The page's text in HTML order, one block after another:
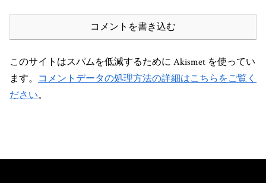
コメントを書き込む
このサイトはスパムを低減するために Akismet を使ってい
ます。 コメントデータの処理方法の詳細はこちらをご覧く
ださい。